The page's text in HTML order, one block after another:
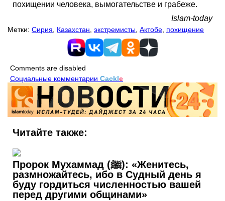
похищении человека, вымогательстве и грабеже.
Islam-today
Метки: Сирия Казахстан экстремисты Актобе похищение
Comments are disabled
Социальные комментарии Cackle
Читайте также:
Пророк Мухаммад (ﷺ): «Женитесь,
размножайтесь, ибо в Судный день я
буду гордиться численностью вашей
перед другими общинами»